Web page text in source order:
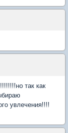
так как
увлечения!!!!